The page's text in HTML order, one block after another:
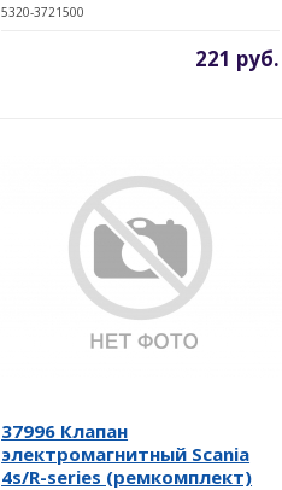
5320-3721500
221 руб.
37996 Клапан
электромагнитный Scania
4s/R-series (ремкомплект)